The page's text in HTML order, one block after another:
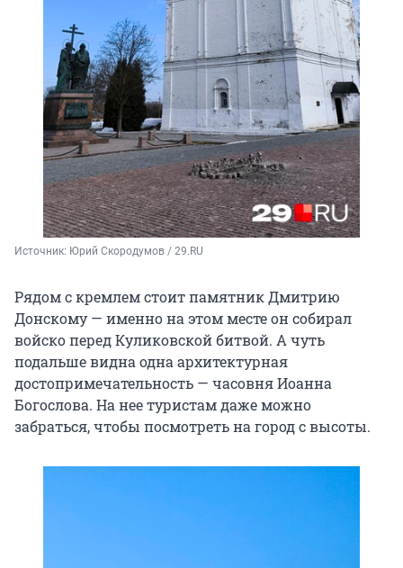
Источник: Юрий Скородумов / 29.RU
Рядом с кремлем стоит памятник Дмитрию
Донскому — именно на этом месте он собирал
войско перед Куликовской битвой. А чуть
подальше видна одна архитектурная
достопримечательность — часовня Иоанна
Богослова. На нее туристам даже можно
забраться, чтобы посмотреть на город с высоты.